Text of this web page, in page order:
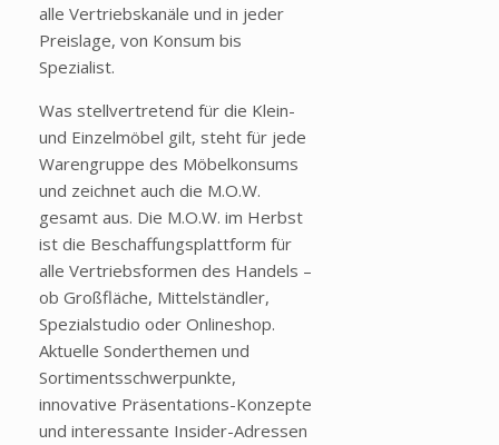
alle Vertriebskanäle und in jeder
Preislage, von Konsum bis
Spezialist.
Was stellvertretend für die Klein-
und Einzelmöbel gilt, steht für jede
Warengruppe des Möbelkonsums
und zeichnet auch die M.O.W.
gesamt aus. Die M.O.W. im Herbst
ist die Beschaffungsplattform für
alle Vertriebsformen des Handels –
ob Großfläche, Mittelständler,
Spezialstudio oder Onlineshop.
Aktuelle Sonderthemen und
Sortimentsschwerpunkte,
innovative Präsentations-Konzepte
und interessante Insider-Adressen